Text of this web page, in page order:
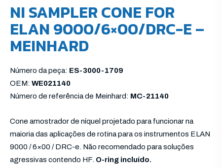
NI SAMPLER CONE FOR
ELAN 9000/6×00/DRC-E –
MEINHARD
Número da peça: ES-3000-1709
OEM: WE021140
Número de referência de Meinhard: MC-21140
Cone amostrador de níquel projetado para funcionar na
maioria das aplicações de rotina para os instrumentos ELAN
9000 / 6×00 / DRC-e. Não recomendado para soluções
agressivas contendo HF. O-ring incluído.